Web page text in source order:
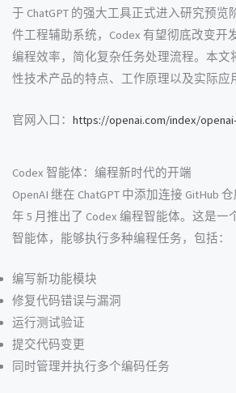
于 ChatGPT 的强大工具正式进入研究预
件工程辅助系统，Codex 有望彻底改变开
编程效率，简化复杂任务处理流程。本文
性技术产品的特点、工作原理以及实际应
官网入口： https://openai.com/index/
Codex 智能体：编程新时代的开端
OpenAI 继在 ChatGPT 中添加连接 GitHub
年 5 月推出了 Codex 编程智能体。这是
智能体，能够执行多种编程任务，包括：
编写新功能模块
修复代码错误与漏洞
运行测试验证
提交代码变更
同时管理并执行多个编码任务